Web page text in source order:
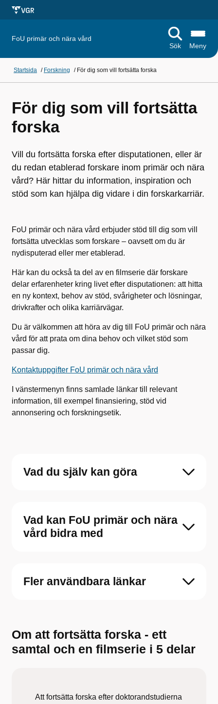
FoU primär och nära vård
Sök
Meny
Startsida / Forskning / För dig som vill fortsätta forska
För dig som vill fortsätta
forska
Vill du fortsätta forska efter disputationen, eller är
du redan etablerad forskare inom primär och nära
vård? Här hittar du information, inspiration och
stöd som kan hjälpa dig vidare i din forskarkarriär.
FoU primär och nära vård erbjuder stöd till dig som vill
fortsätta utvecklas som forskare – oavsett om du är
nydisputerad eller mer etablerad.
Här kan du också ta del av en filmserie där forskare
delar erfarenheter kring livet efter disputationen: att hitta
en ny kontext, behov av stöd, svårigheter och lösningar,
drivkrafter och olika karriärvägar.
Du är välkommen att höra av dig till FoU primär och nära
vård för att prata om dina behov och vilket stöd som
passar dig.
Kontaktuppgifter FoU primär och nära vård
I vänstermenyn finns samlade länkar till relevant
information, till exempel finansiering, stöd vid
annonsering och forskningsetik.
Vad du själv kan göra
Vad kan FoU primär och nära
vård bidra med
Fler användbara länkar
Om att fortsätta forska - ett
samtal och en filmserie i 5 delar
Att fortsätta forska efter doktorandstudierna